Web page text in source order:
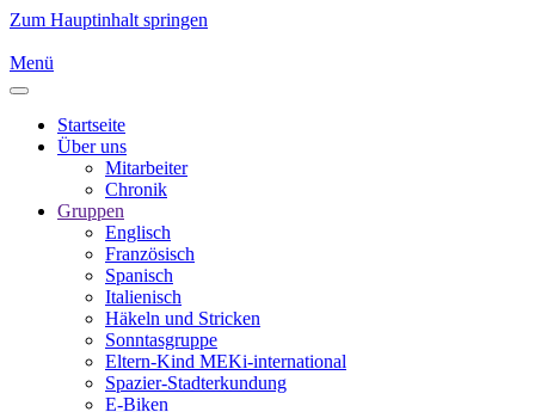
Zum Hauptinhalt springen
Menü
Startseite
Über uns
Mitarbeiter
Chronik
Gruppen
Englisch
Französisch
Spanisch
Italienisch
Häkeln und Stricken
Sonntasgruppe
Eltern-Kind MEKi-international
Spazier-Stadterkundung
E-Biken